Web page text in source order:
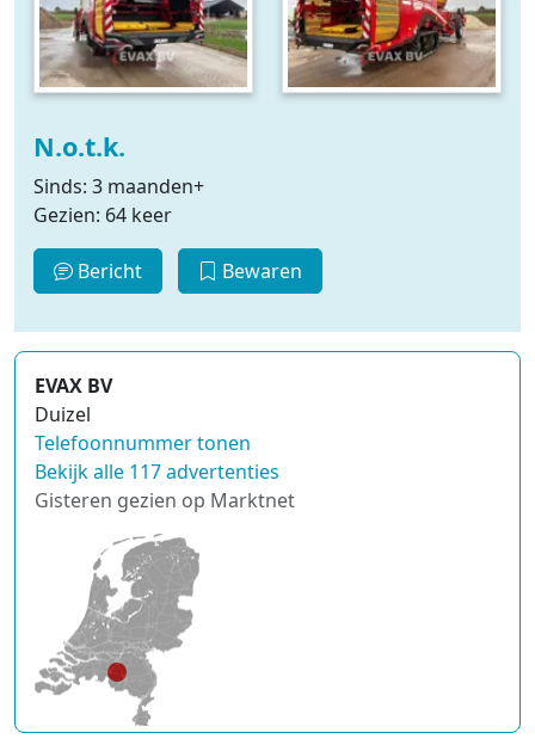
N.o.t.k.
Sinds: 3 maanden+
Gezien: 64 keer
Bericht Bewaren
EVAX BV
Duizel
Telefoonnummer tonen
Bekijk alle 117 advertenties
Gisteren gezien op Marktnet